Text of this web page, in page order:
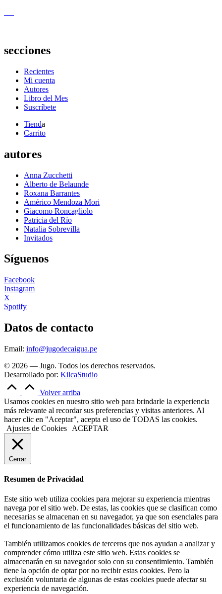
secciones
Recientes
Mi cuenta
Autores
Libro del Mes
Suscríbete
Tienda
Carrito
autores
Anna Zucchetti
Alberto de Belaunde
Roxana Barrantes
Américo Mendoza Mori
Giacomo Roncagliolo
Patricia del Río
Natalia Sobrevilla
Invitados
Síguenos
Facebook
Instagram
X
Spotify
Datos de contacto
Email: info@jugodecaigua.pe
© 2026 — Jugo. Todos los derechos reservados.
Desarrollado por: KilcaStudio
Volver arriba
Usamos cookies en nuestro sitio web para brindarle la experiencia
más relevante al recordar sus preferencias y visitas anteriores. Al
hacer clic en "Aceptar", acepta el uso de TODAS las cookies.
Ajustes de Cookies
ACEPTAR
Cerrar
Resumen de Privacidad
Este sitio web utiliza cookies para mejorar su experiencia mientras
navega por el sitio web. De estas, las cookies que se clasifican como
necesarias se almacenan en su navegador, ya que son esenciales para
el funcionamiento de las funcionalidades básicas del sitio web.
También utilizamos cookies de terceros que nos ayudan a analizar y
comprender cómo utiliza este sitio web. Estas cookies se
almacenarán en su navegador solo con su consentimiento. También
tiene la opción de optar por no recibir estas cookies. Pero la
exclusión voluntaria de algunas de estas cookies puede afectar su
experiencia de navegación.